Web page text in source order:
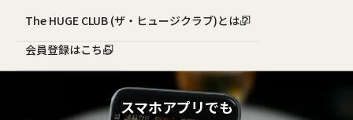
The HUGE CLUB (ザ・ヒュージクラブ)とは？
会員登録はこちら
スマホアプリでも